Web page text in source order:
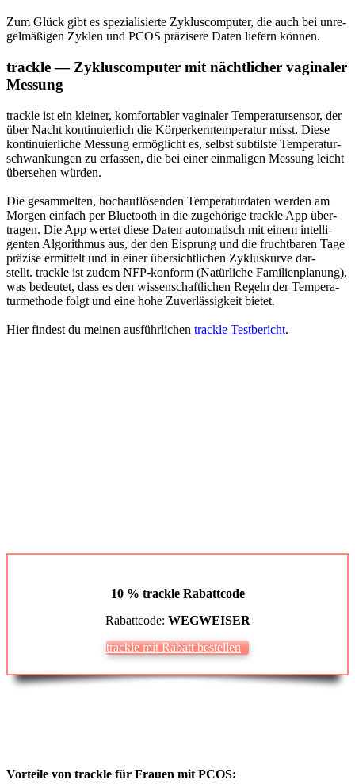
Zum Glück gibt es spe­zia­li­sier­te Zyklus­com­pu­ter, die auch bei unre­
gel­mä­ßi­gen Zyklen und PCOS prä­zi­se­re Daten lie­fern kön­nen.
track­le — Zyklus­com­pu­ter mit nächt­li­cher vagi­na­ler
Mes­sung
track­le ist ein klei­ner, kom­for­ta­bler vagi­na­ler Tem­pe­ra­tur­sen­sor, der
über Nacht kon­ti­nu­ier­lich die Kör­per­kern­tem­pe­ra­tur misst. Die­se
kon­ti­nu­ier­li­che Mes­sung ermög­licht es, selbst sub­tils­te Tem­pe­ra­tur­
schwan­kun­gen zu erfas­sen, die bei einer ein­ma­li­gen Mes­sung leicht
über­se­hen wür­den.
Die gesam­mel­ten, hoch­auf­lö­sen­den Tem­pe­ra­tur­da­ten wer­den am
Mor­gen ein­fach per Blue­tooth in die zuge­hö­ri­ge track­le App über­
tra­gen. Die App wer­tet die­se Daten auto­ma­tisch mit einem intel­li­
gen­ten Algo­rith­mus aus, der den Eisprung und die frucht­ba­ren Tage
prä­zi­se ermit­telt und in einer über­sicht­li­chen Zyklus­kur­ve dar­
stellt. track­le ist zudem NFP-kon­form (Natür­li­che Fami­li­en­pla­nung),
was bedeu­tet, dass es den wis­sen­schaft­li­chen Regeln der Tem­pe­ra­
tur­me­tho­de folgt und eine hohe Zuver­läs­sig­keit bie­tet.
Hier fin­dest du mei­nen aus­führ­li­chen track­le Test­be­richt.
10 % track­le Rabatt­code
Rabatt­code: WEGWEISER
track­le mit Rabatt bestel­len
Vor­tei­le von track­le für Frau­en mit PCOS: